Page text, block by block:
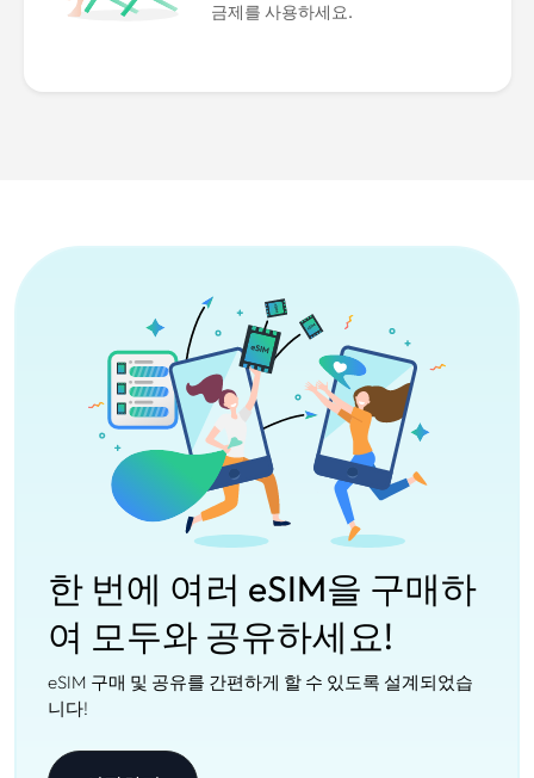
금제를 사용하세요.
한 번에 여러 eSIM을 구매하
여 모두와 공유하세요!
eSIM 구매 및 공유를 간편하게 할 수 있도록 설계되었습
니다!